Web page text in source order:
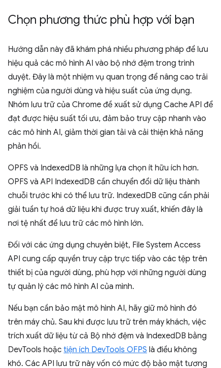
Chọn phương thức phù hợp với bạn
Hướng dẫn này đã khám phá nhiều phương pháp để lưu
hiệu quả các mô hình AI vào bộ nhớ đệm trong trình
duyệt. Đây là một nhiệm vụ quan trọng để nâng cao trải
nghiệm của người dùng và hiệu suất của ứng dụng.
Nhóm lưu trữ của Chrome đề xuất sử dụng Cache API để
đạt được hiệu suất tối ưu, đảm bảo truy cập nhanh vào
các mô hình AI, giảm thời gian tải và cải thiện khả năng
phản hồi.
OPFS và IndexedDB là những lựa chọn ít hữu ích hơn.
OPFS và API IndexedDB cần chuyển đổi dữ liệu thành
chuỗi trước khi có thể lưu trữ. IndexedDB cũng cần phải
giải tuần tự hoá dữ liệu khi được truy xuất, khiến đây là
nơi tệ nhất để lưu trữ các mô hình lớn.
Đối với các ứng dụng chuyên biệt, File System Access
API cung cấp quyền truy cập trực tiếp vào các tệp trên
thiết bị của người dùng, phù hợp với những người dùng
tự quản lý các mô hình AI của mình.
Nếu bạn cần bảo mật mô hình AI, hãy giữ mô hình đó
trên máy chủ. Sau khi được lưu trữ trên máy khách, việc
trích xuất dữ liệu từ cả Bộ nhớ đệm và IndexedDB bằng
DevTools hoặc tiện ích DevTools OFPS là điều không
khó. Các API lưu trữ này vốn có mức độ bảo mật tương